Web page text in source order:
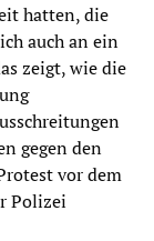
hatten, die
auch an ein
zeigt, wie die
gegen den
vor dem
Polizei